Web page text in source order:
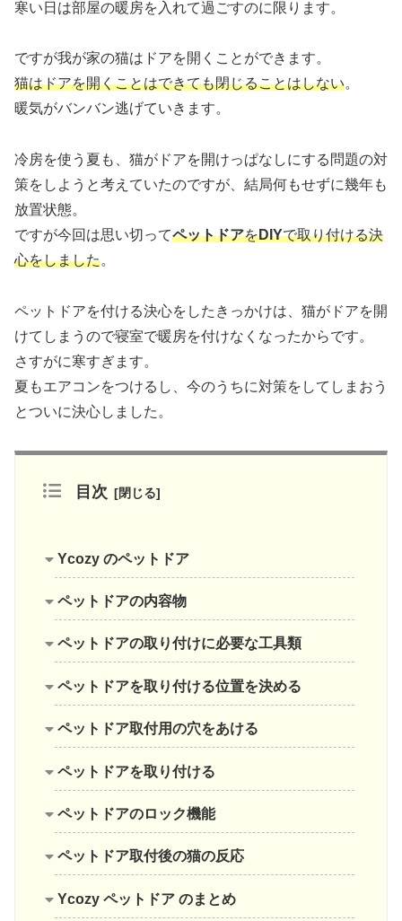
寒い日は部屋の暖房を入れて過ごすのに限ります。
ですが我が家の猫はドアを開くことができます。
猫はドアを開くことはできても閉じることはしない。
暖気がバンバン逃げていきます。
冷房を使う夏も、猫がドアを開けっぱなしにする問題の対
策をしようと考えていたのですが、結局何もせずに幾年も
放置状態。
ですが今回は思い切ってペットドアをDIYで取り付ける決
心をしました。
ペットドアを付ける決心をしたきっかけは、猫がドアを開
けてしまうので寝室で暖房を付けなくなったからです。
さすがに寒すぎます。
夏もエアコンをつけるし、今のうちに対策をしてしまおう
とついに決心しました。
目次
Ycozy のペットドア
ペットドアの内容物
ペットドアの取り付けに必要な工具類
ペットドアを取り付ける位置を決める
ペットドア取付用の穴をあける
ペットドアを取り付ける
ペットドアのロック機能
ペットドア取付後の猫の反応
Ycozy ペットドア のまとめ